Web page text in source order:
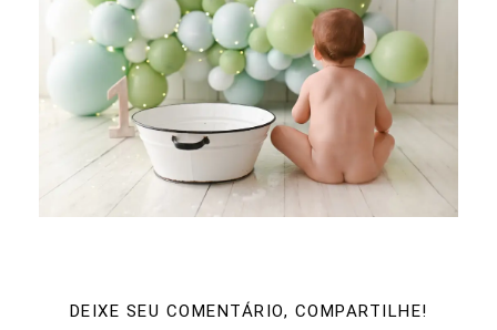
DEIXE SEU COMENTÁRIO, COMPARTILHE!